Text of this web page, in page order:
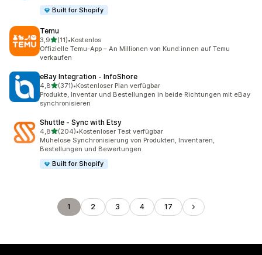
Built for Shopify
Temu
3,9von 5 Sternen
(11)
11 Rezensionen insgesamt
•Kostenlos
Offizielle Temu-App – An Millionen von Kund:innen auf Temu
verkaufen
eBay Integration ‑ InfoShore
4,8von 5 Sternen
(371)
371 Rezensionen insgesamt
•Kostenloser Plan verfügbar
Produkte, Inventar und Bestellungen in beide Richtungen mit eBay
synchronisieren
Shuttle ‑ Sync with Etsy
4,8von 5 Sternen
(204)
204 Rezensionen insgesamt
•Kostenloser Test verfügbar
Mühelose Synchronisierung von Produkten, Inventaren,
Bestellungen und Bewertungen
Built for Shopify
1 2 3 4 17